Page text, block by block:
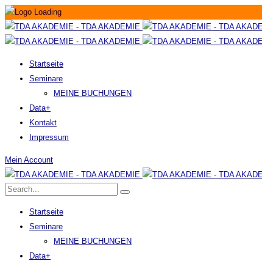
Startseite
Seminare
MEINE BUCHUNGEN
Data+
Kontakt
Impressum
Mein Account
Startseite
Seminare
MEINE BUCHUNGEN
Data+